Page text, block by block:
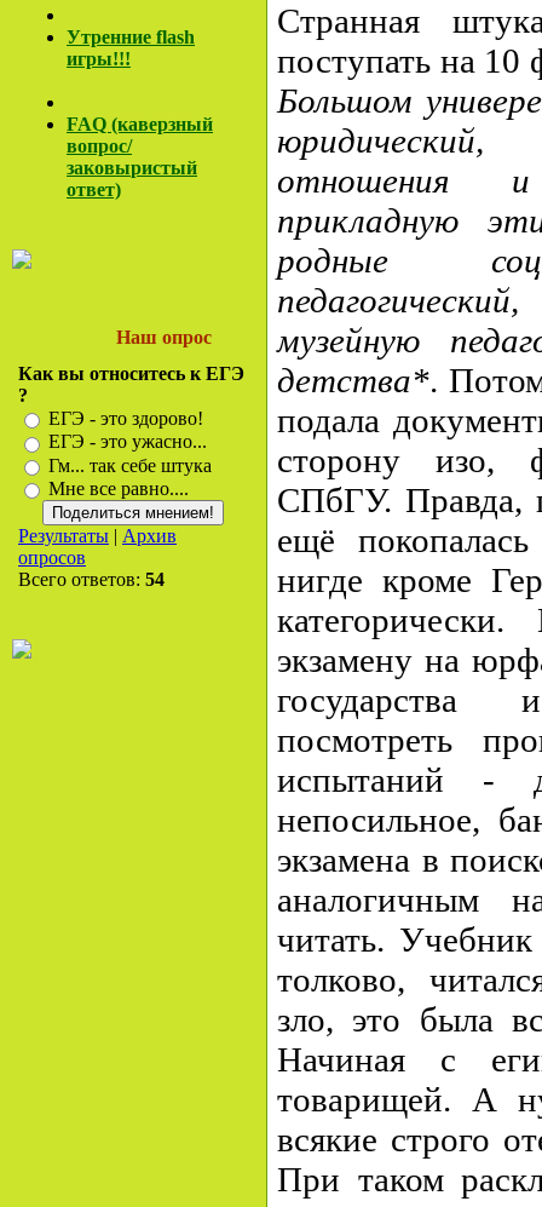
Утренние flash
игры!!!
FAQ (каверзный
вопрос/
заковыристый
ответ)
Наш опрос
Как вы относитесь к ЕГЭ
?
ЕГЭ - это здорово!
ЕГЭ - это ужасно...
Гм... так себе штука
Мне все равно....
Результаты | Архив
опросов
Всего ответов: 54
Странная
поступать на 10
Большом
отношения
прикладную
родные
музейную
детства*.
подала
сторону изо,
СПбГУ. Правда,
ещё
нигде кроме
экзамену на
посмотреть
испытаний -
непосильное,
экзамена в
аналогичным
читать.
толково,
зло, это была
Начиная с
товарищей. А
всякие строго
При таком